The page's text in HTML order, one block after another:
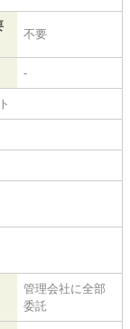
不要
-
管理会社に全部
委託